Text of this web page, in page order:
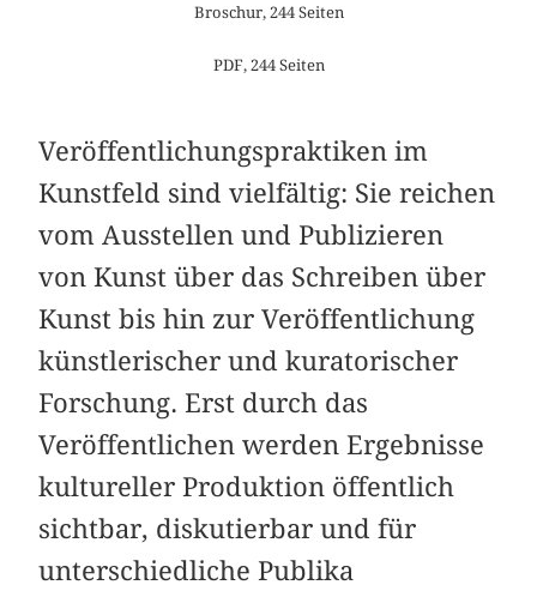
Broschur, 244 Seiten
PDF, 244 Seiten
Veröffentlichungspraktiken im
Kunstfeld sind vielfältig: Sie reichen
vom Ausstellen und Publizieren
von Kunst über das Schreiben über
Kunst bis hin zur Veröffentlichung
künstlerischer und kuratorischer
Forschung. Erst durch das
Veröffentlichen werden Ergebnisse
kultureller Produktion öffentlich
sichtbar, diskutierbar und für
unterschiedliche Publika